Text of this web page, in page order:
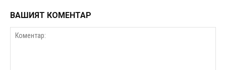
ВАШИЯТ КОМЕНТАР